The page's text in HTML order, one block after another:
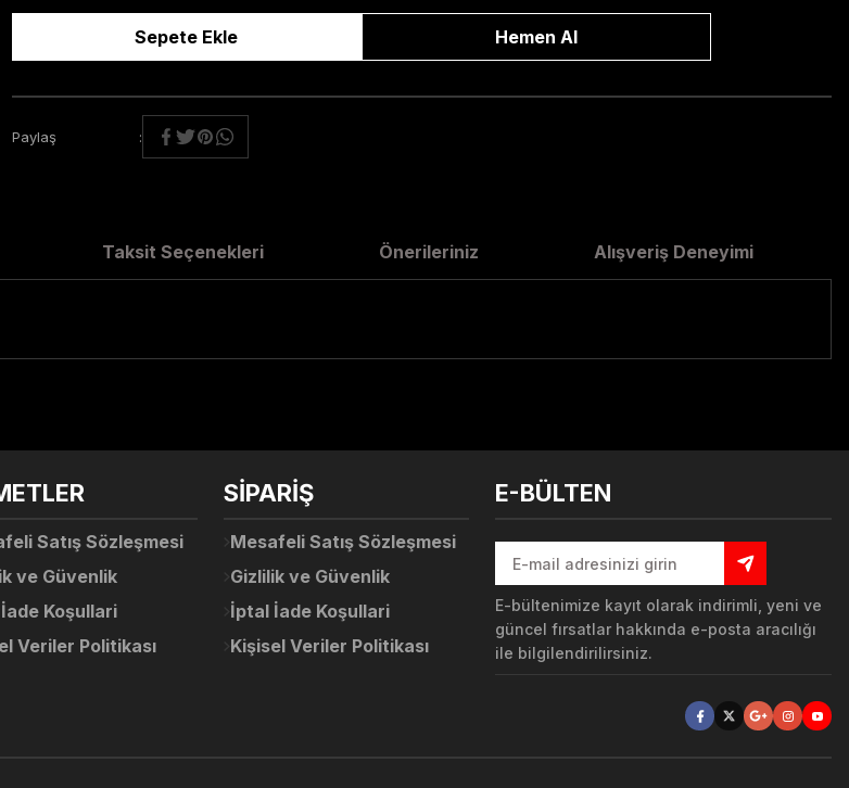
Sepete Ekle Hemen Al
Paylaş
Taksit Seçenekleri Önerileriniz Alışveriş Deneyimi
Yorum Yaz
Deneyimini Paylaş
Satış Sözleşmesi
ve Güvenlik
Koşullari
Veriler Politikası
SİPARİŞ
Mesafeli Satış Sözleşmesi
Gizlilik ve Güvenlik
İptal İade Koşullari
Kişisel Veriler Politikası
E-BÜLTEN
E-bültenimize kayıt olarak indirimli, yeni ve
güncel fırsatlar hakkında e-posta aracılığı
ile bilgilendirilirsiniz.